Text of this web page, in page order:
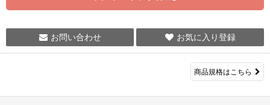
お問い合わせ お気に入り登録
商品規格はこちら